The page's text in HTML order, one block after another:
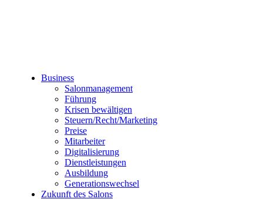
Business
Salonmanagement
Führung
Krisen bewältigen
Steuern/Recht/Marketing
Preise
Mitarbeiter
Digitalisierung
Dienstleistungen
Ausbildung
Generationswechsel
Zukunft des Salons